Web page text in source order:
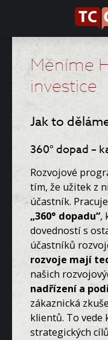
Měníme
investice
Jak to
360° dopad –
Rozvojové
tím, že užitek z
účastník.
„360° dopadu“,
dovedností s
účastníků
rozvoje mají
našich
nadřízení a
zákaznická
klientů. To vede
strategických